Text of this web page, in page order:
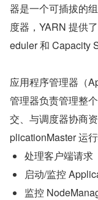
器是一个可插拔的
度器，YARN 提供
eduler 和 Capacity
应用程序管理器（
管理器负责管理整
交、与调度器协商
plicationMaster 运
处理客户端请求
启动/监控
监控